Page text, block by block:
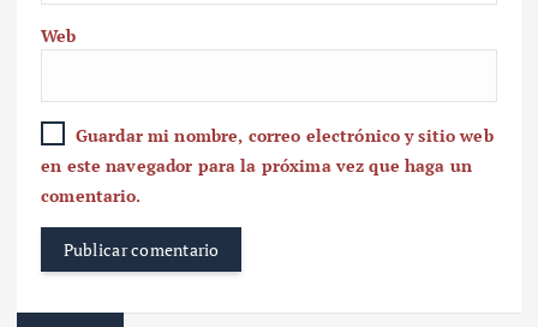
Web
Guardar mi nombre, correo electrónico y sitio web
en este navegador para la próxima vez que haga un
comentario.